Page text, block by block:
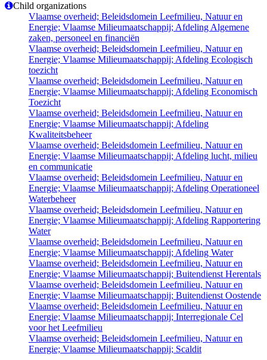
Child organizations
Vlaamse overheid; Beleidsdomein Leefmilieu, Natuur en
Energie; Vlaamse Milieumaatschappij; Afdeling Algemene
zaken, personeel en financiën
Vlaamse overheid; Beleidsdomein Leefmilieu, Natuur en
Energie; Vlaamse Milieumaatschappij; Afdeling Ecologisch
toezicht
Vlaamse overheid; Beleidsdomein Leefmilieu, Natuur en
Energie; Vlaamse Milieumaatschappij; Afdeling Economisch
Toezicht
Vlaamse overheid; Beleidsdomein Leefmilieu, Natuur en
Energie; Vlaamse Milieumaatschappij; Afdeling
Kwaliteitsbeheer
Vlaamse overheid; Beleidsdomein Leefmilieu, Natuur en
Energie; Vlaamse Milieumaatschappij; Afdeling lucht, milieu
en communicatie
Vlaamse overheid; Beleidsdomein Leefmilieu, Natuur en
Energie; Vlaamse Milieumaatschappij; Afdeling Operationeel
Waterbeheer
Vlaamse overheid; Beleidsdomein Leefmilieu, Natuur en
Energie; Vlaamse Milieumaatschappij; Afdeling Rapportering
Water
Vlaamse overheid; Beleidsdomein Leefmilieu, Natuur en
Energie; Vlaamse Milieumaatschappij; Afdeling Water
Vlaamse overheid; Beleidsdomein Leefmilieu, Natuur en
Energie; Vlaamse Milieumaatschappij; Buitendienst Herentals
Vlaamse overheid; Beleidsdomein Leefmilieu, Natuur en
Energie; Vlaamse Milieumaatschappij; Buitendienst Oostende
Vlaamse overheid; Beleidsdomein Leefmilieu, Natuur en
Energie; Vlaamse Milieumaatschappij; Interregionale Cel
voor het Leefmilieu
Vlaamse overheid; Beleidsdomein Leefmilieu, Natuur en
Energie; Vlaamse Milieumaatschappij; Scaldit